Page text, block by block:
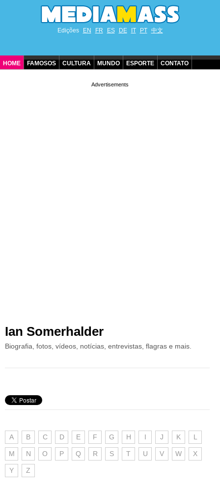
Edições EN FR ES DE IT PT 中文
HOME FAMOSOS CULTURA MUNDO ESPORTE CONTATO
Ian Somerhalder
Biografia, fotos, vídeos, notícias, entrevistas, flagras e mais.
A B C D E F G H I J K L
M N O P Q R S T U V W X
Y Z